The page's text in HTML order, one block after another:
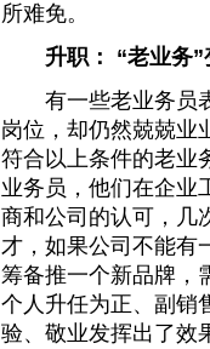
所难免。
升职： “老业务
有一些老业务员表
岗位，却仍然兢兢业
符合以上条件的老业
业务员，他们在企业
商和公司的认可，几
才，如果公司不能有
筹备推一个新品牌，
个人升任为正、副销
验、敬业发挥出了效